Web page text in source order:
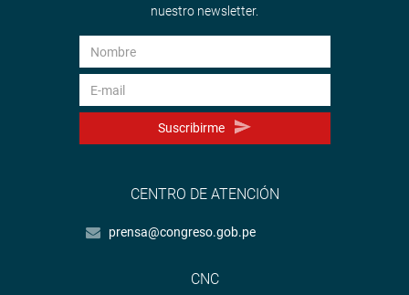
nuestro newsletter.
Suscribirme
CENTRO DE ATENCIÓN
prensa@congreso.gob.pe
CNC